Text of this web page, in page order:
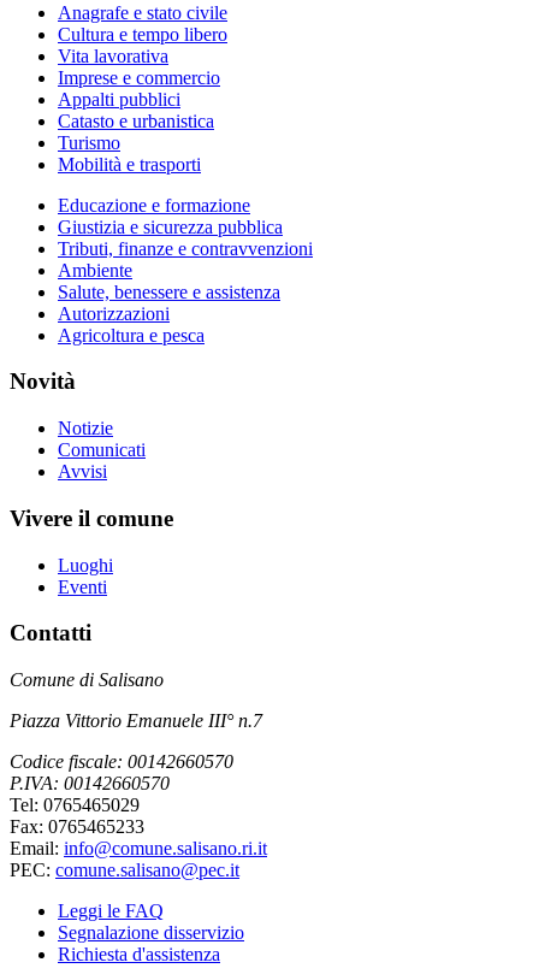
Anagrafe e stato civile
Cultura e tempo libero
Vita lavorativa
Imprese e commercio
Appalti pubblici
Catasto e urbanistica
Turismo
Mobilità e trasporti
Educazione e formazione
Giustizia e sicurezza pubblica
Tributi, finanze e contravvenzioni
Ambiente
Salute, benessere e assistenza
Autorizzazioni
Agricoltura e pesca
Novità
Notizie
Comunicati
Avvisi
Vivere il comune
Luoghi
Eventi
Contatti
Comune di Salisano
Piazza Vittorio Emanuele III° n.7
Codice fiscale: 00142660570
P.IVA: 00142660570
Tel: 0765465029
Fax: 0765465233
Email: info@comune.salisano.ri.it
PEC: comune.salisano@pec.it
Leggi le FAQ
Segnalazione disservizio
Richiesta d'assistenza